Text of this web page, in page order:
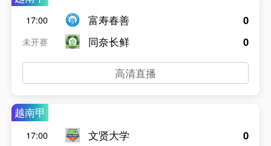
17:00
未开赛
富寿春善
同奈长鲜
0
0
高清直播
越南甲
17:00
文贤大学
0